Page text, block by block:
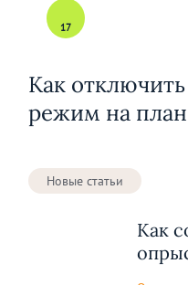
17
Как
режим на
Новые статьи
Как